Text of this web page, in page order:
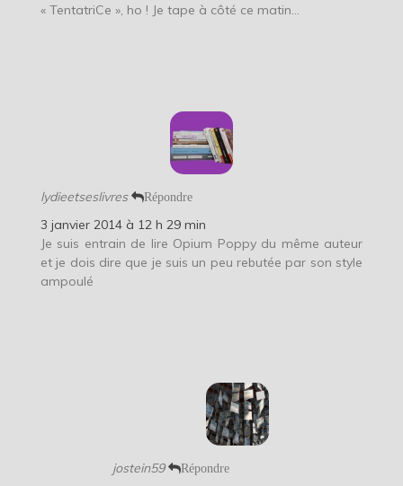
« TentatriCe », ho ! Je tape à côté ce matin…
lydieetseslivres Répondre
3 janvier 2014 à 12 h 29 min
Je suis entrain de lire Opium Poppy du même auteur
et je dois dire que je suis un peu rebutée par son style
ampoulé
jostein59 Répondre